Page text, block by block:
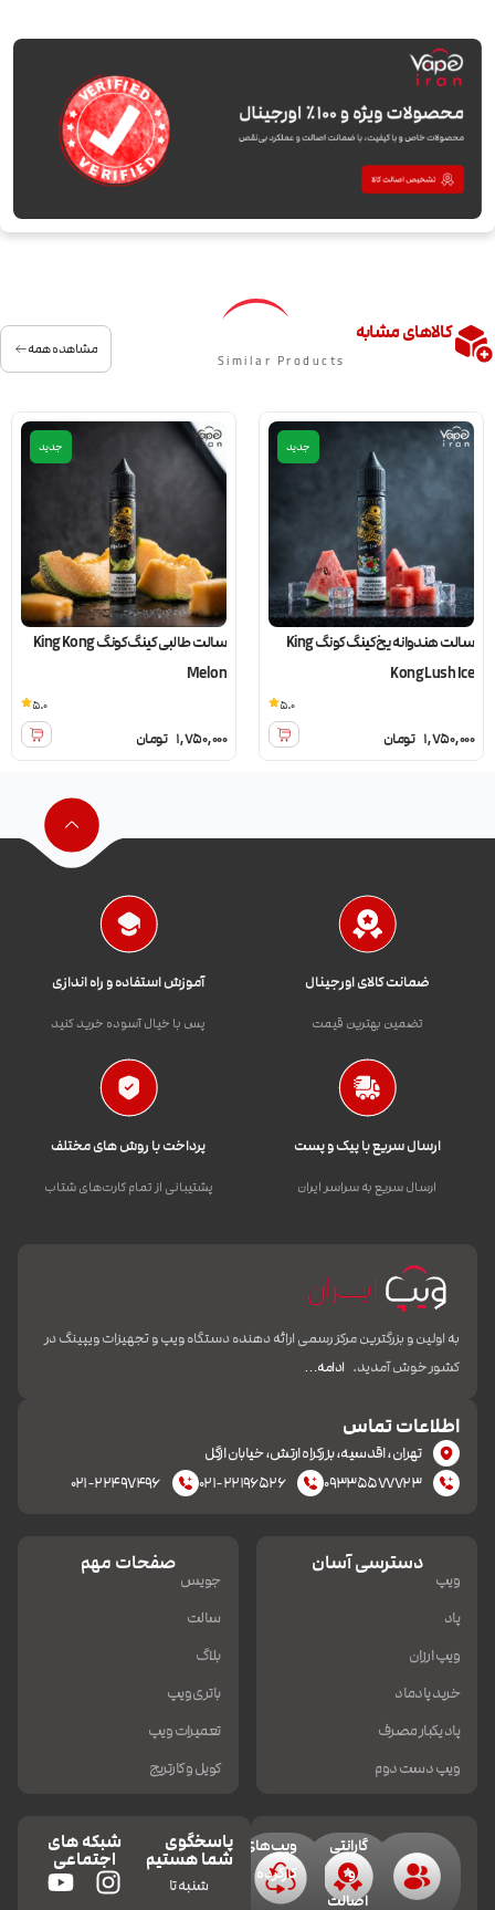
کالاهای مشابه
Similar Products
مشاهده همه
جدید
سالت هندوانه یخ کینگ کونگ King
Kong Lush Ice
1,750,000 تومان
5.0
جدید
سالت طالبی کینگ کونگ King Kong
Melon
1,750,000 تومان
5.0
ضمانت کالای اورجینال
تضمین بهترین قیمت
آموزش استفاده و راه اندازی
پس با خیال آسوده خرید کنید
ارسال سریع با پیک و پست
ارسال سریع به سراسر ایران
پرداخت با روش های مختلف
پشتیبانی از تمام کارت‌های شتاب
به اولین و بزرگترین مرکز رسمی ارائه دهنده دستگاه ویپ و تجهیزات ویپینگ در
کشور خوش آمدید. ادامه…
اطلاعات تماس
تهران، اقدسیه، بزرکراه ارتش، خیابان ازگل
۰۹۳۳۵۵۷۷۷۲۳
۰۲۱-۲۲۱۹۶۵۲۶ ۰۲۱-۲۲۴۹۷۴۹۶
دسترسی آسان
ویپ
پاد
ویپ ارزان
خرید پادماد
پاد یکبار مصرف
ویپ دست دوم
صفحات مهم
جویس
سالت
بلاگ
باتری ویپ
تعمیرات ویپ
کویل و کارتریج
گارانتی
و
اصالت
ویپ‌های
کارکرده
پاسخگوی
شما هستیم
شنبه تا
شبکه های
اجتماعی